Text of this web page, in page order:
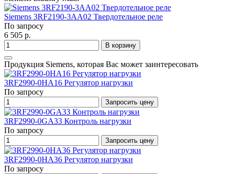
Siemens 3RF2190-3AA02 Твердотельное реле
По запросу
6 505 р.
В корзину
Продукция Siemens, которая Вас может заинтересовать
3RF2990-0HA16 Регулятор нагрузки
По запросу
Запросить цену
3RF2990-0GA33 Контроль нагрузки
По запросу
Запросить цену
3RF2990-0HA36 Регулятор нагрузки
По запросу